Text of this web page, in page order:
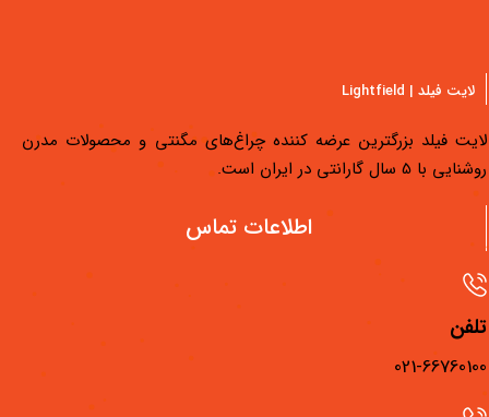
لایت فیلد | Lightfield
فیلد بزرگترین عرضه کننده چراغ‌های مگنتی و محصولات مدرن
با 5 سال گارانتی در ایران است.
اطلاعات تماس
021-
فیلم‌های آموزشی